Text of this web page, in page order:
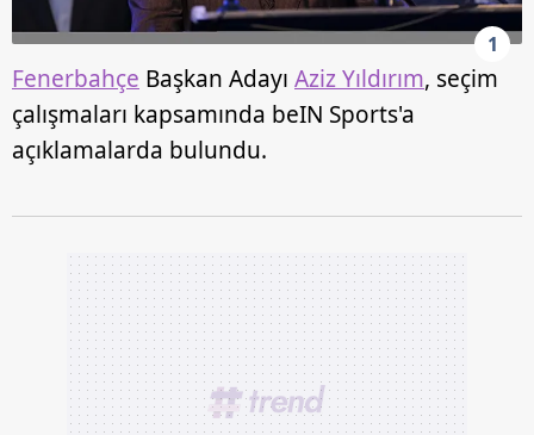
1
Fenerbahçe Başkan Adayı Aziz Yıldırım, seçim
çalışmaları kapsamında beIN Sports'a
açıklamalarda bulundu.